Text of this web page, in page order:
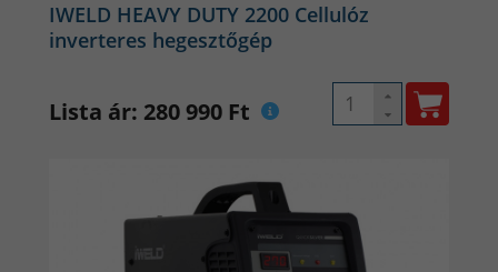
IWELD HEAVY DUTY 2200 Cellulóz
inverteres hegesztőgép
Lista ár: 280 990 Ft